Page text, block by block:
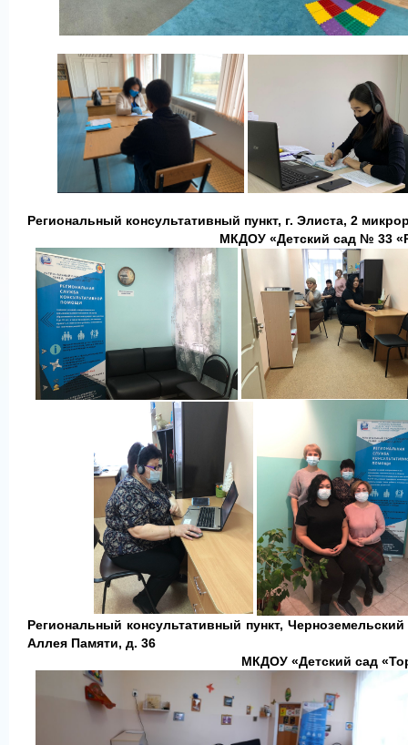
Региональный консультативный пункт, г. Элиста, 2
МКДОУ «Детский сад № 33
Региональный консультативный пункт,
Аллея Памяти, д. 36
МКДОУ «Детский сад